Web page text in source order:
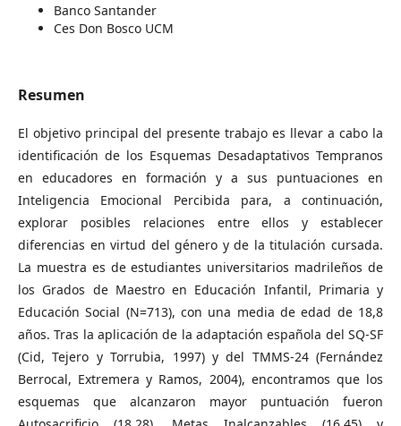
Banco Santander
Ces Don Bosco UCM
Resumen
El objetivo principal del presente trabajo es llevar a cabo la
identificación de los Esquemas Desadaptativos Tempranos
en educadores en formación y a sus puntuaciones en
Inteligencia Emocional Percibida para, a continuación,
explorar posibles relaciones entre ellos y establecer
diferencias en virtud del género y de la titulación cursada.
La muestra es de estudiantes universitarios madrileños de
los Grados de Maestro en Educación Infantil, Primaria y
Educación Social (N=713), con una media de edad de 18,8
años. Tras la aplicación de la adaptación española del SQ-SF
(Cid, Tejero y Torrubia, 1997) y del TMMS-24 (Fernández
Berrocal, Extremera y Ramos, 2004), encontramos que los
esquemas que alcanzaron mayor puntuación fueron